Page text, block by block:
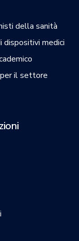
della sanità
dispositivi medici
il settore